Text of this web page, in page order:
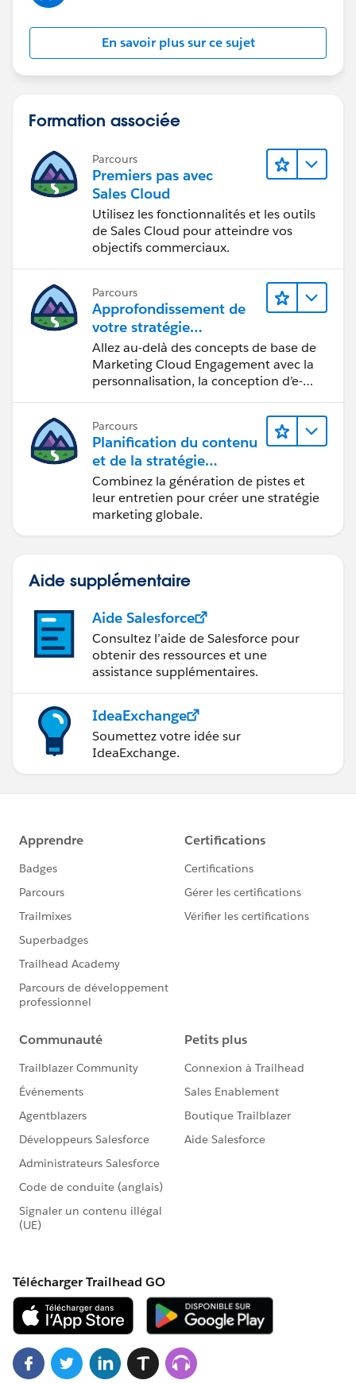
En savoir plus sur ce sujet
Formation associée
Parcours
Premiers pas avec
Sales Cloud
Utilisez les fonctionnalités et les outils
de Sales Cloud pour atteindre vos
objectifs commerciaux.
Parcours
Approfondissement de
votre stratégie
marketing
Allez au-delà des concepts de base de
Marketing Cloud Engagement avec la
personnalisation, la conception d’e-
Parcours
Planification du contenu
et de la stratégie
marketing avec
Marketing Cloud
Account Engagement
Combinez la génération de pistes et
leur entretien pour créer une stratégie
marketing globale.
Aide supplémentaire
Aide Salesforce
Consultez l’aide de Salesforce pour
obtenir des ressources et une
assistance supplémentaires.
IdeaExchange
Soumettez votre idée sur
IdeaExchange.